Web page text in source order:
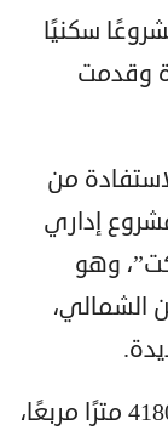
الشركة طورت أكثر من 25 مشروعًا سكنيًا
وقدمت
من
إداري
وهو
الشمالي،
وتابع، أن المشروع يقع على مساحة 4180 مترًا مربعًا،